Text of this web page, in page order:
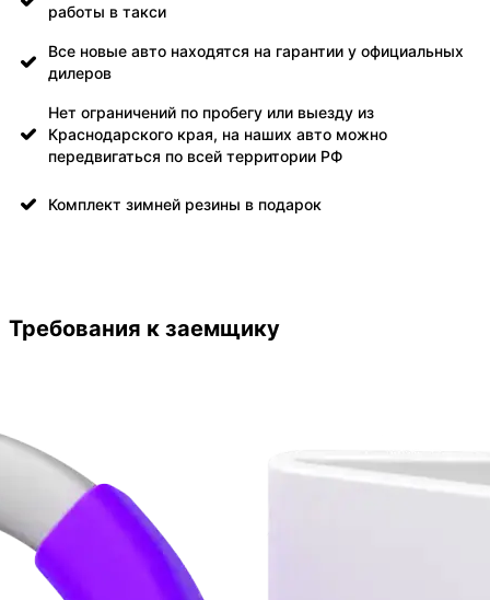
работы в такси
Все новые авто находятся на гарантии у официальных
дилеров
Нет ограничений по пробегу или выезду из
Краснодарского края, на наших авто можно
передвигаться по всей территории РФ
Комплект зимней резины в подарок
Требования к заемщику